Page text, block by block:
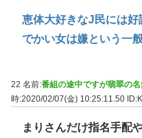
恵体大好きなJ民には好
でかい女は嫌という一
22 名前:番組の途中ですが翡翠の
時:2020/02/07(金) 10:25:11.50
まりさんだけ指名手配